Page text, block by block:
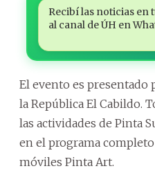
Recibí las noticias en
al canal de ÚH en
El evento es presentado
la República El Cabildo.
las actividades de Pinta
en el programa
móviles Pinta Art.